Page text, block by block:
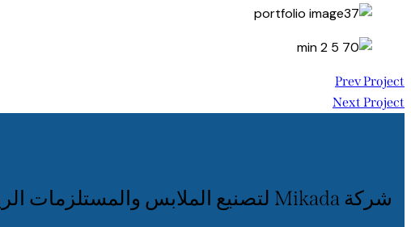
Prev Project
Next Project
شركة Mikada لتصنيع الملابس والمستلزمات الرياضية